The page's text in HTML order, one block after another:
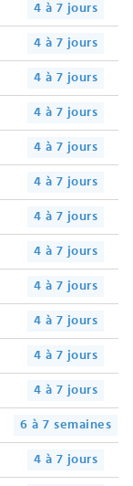
4 à 7 jours
4 à 7 jours
4 à 7 jours
4 à 7 jours
4 à 7 jours
4 à 7 jours
4 à 7 jours
4 à 7 jours
4 à 7 jours
4 à 7 jours
4 à 7 jours
4 à 7 jours
6 à 7 semaines
4 à 7 jours